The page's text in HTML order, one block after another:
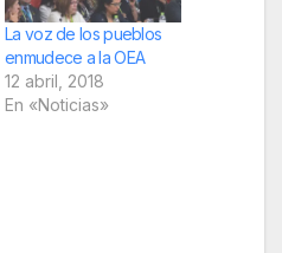
La voz de los pueblos
enmudece a la OEA
12 abril, 2018
En «Noticias»